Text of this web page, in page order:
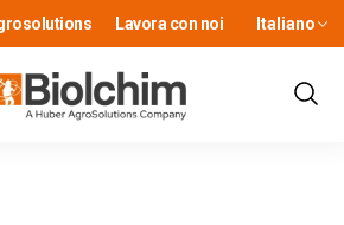
Lavora con noi Italiano
Show